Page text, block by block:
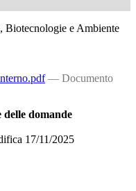
Biotecnologie e Ambiente
— Documento
domande
17/11/2025